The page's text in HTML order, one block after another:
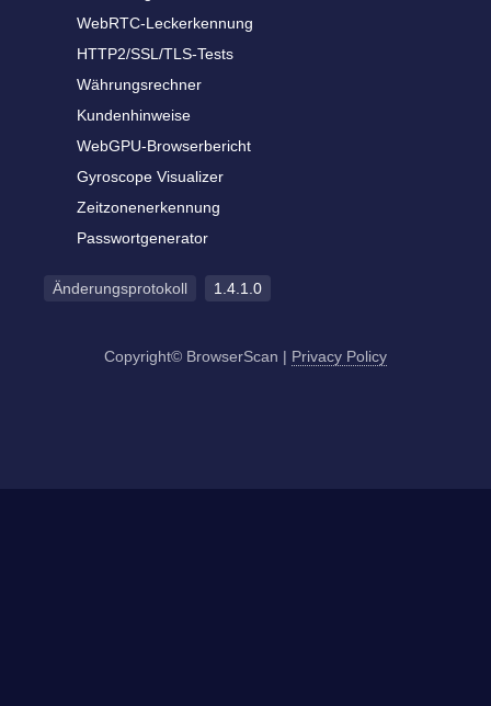
WebRTC-Leckerkennung
HTTP2/SSL/TLS-Tests
Währungsrechner
Kundenhinweise
WebGPU-Browserbericht
Gyroscope Visualizer
Zeitzonenerkennung
Passwortgenerator
Änderungsprotokoll 1.4.1.0
Copyright© BrowserScan | Privacy Policy